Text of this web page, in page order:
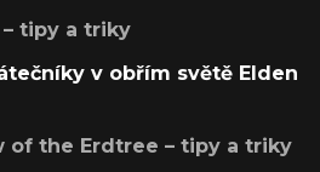
tipy a triky
v obřím světě Elden
of the Erdtree – tipy a triky